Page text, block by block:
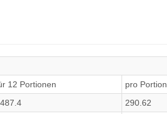
12 Portionen
pro Portion
290.62